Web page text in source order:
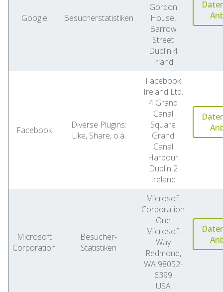
Google Besucherstatistiken
Gordon
House,
Barrow
Street
Dublin 4
Irland
Facebook
Diverse Plugins:
Like, Share, o.ä.
Facebook
Ireland Ltd.
4 Grand
Canal
Square
Grand
Canal
Harbour
Dublin 2
Ireland
Microsoft
Corporation
Besucher-
Statistiken
Microsoft
Corporation
One
Microsoft
Way
Redmond,
WA 98052-
6399
USA